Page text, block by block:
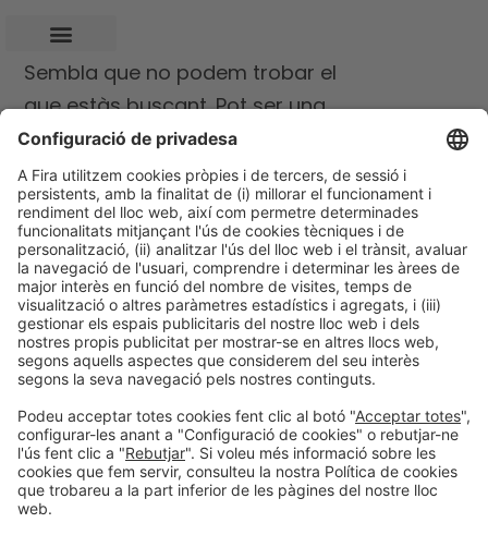
Sembla que no podem trobar el
que estàs buscant. Pot ser una
cerca pot ajudar.
Un evento organizado por: